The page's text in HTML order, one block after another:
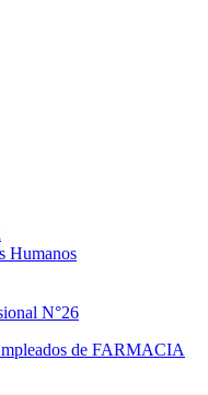
Humanos
N°26